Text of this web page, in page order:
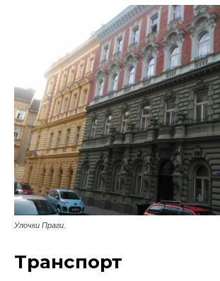
Улочки Праги.
Транспорт